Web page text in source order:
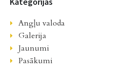
Angļu valoda
Galerija
Jaunumi
Pasākumi